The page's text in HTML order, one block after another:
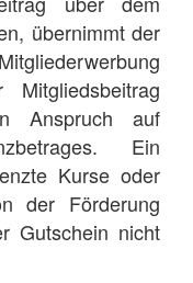
übernimmt der
Anspruch auf
Ein
Kurse oder
der Förderung
Gutschein nicht